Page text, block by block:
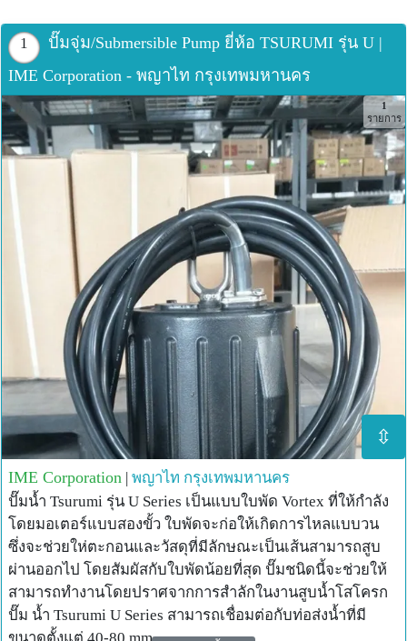
1
ปั๊มจุ่ม/Submersible Pump ยี่ห้อ TSURUMI รุ่น U |
IME Corporation - พญาไท กรุงเทพมหานคร
⇳
1
รายการ
IME Corporation | พญาไท กรุงเทพมหานคร
ปั๊มน้ำ Tsurumi รุ่น U Series เป็นแบบใบพัด Vortex ที่ให้กำลัง
โดยมอเตอร์แบบสองขั้ว ใบพัดจะก่อให้เกิดการไหลแบบวน
ซึ่งจะช่วยให่ตะกอนและวัสดุที่มีลักษณะเป็นเส้นสามารถสูบ
ผ่านออกไป โดยสัมผัสกับใบพัดน้อยที่สุด ปั๊มชนิดนี้จะช่วยให้
สามารถทำงานโดยปราศจากการสำลักในงานสูบน้ำโสโครก
ปั๊ม น้ำ Tsurumi U Series สามารถเชื่อมต่อกับท่อส่งน้ำที่มี